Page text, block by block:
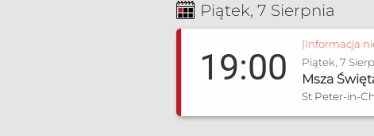
Piątek, 7 Sierpnia
19:00
(Informacja
Piątek, 7
Msza
St Peter-in-